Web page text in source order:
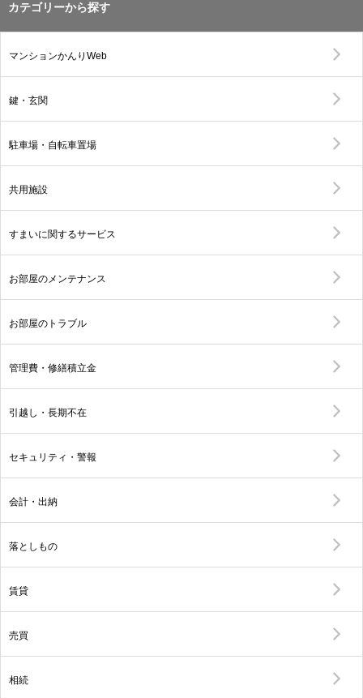
カテゴリーから探す
マンションかんりWeb
鍵・玄関
駐車場・自転車置場
共用施設
すまいに関するサービス
お部屋のメンテナンス
お部屋のトラブル
管理費・修繕積立金
引越し・長期不在
セキュリティ・警報
会計・出納
落としもの
賃貸
売買
相続